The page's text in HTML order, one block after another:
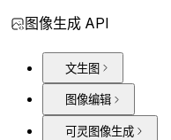
图像生成 API
文生图
图像编辑
可灵图像生成